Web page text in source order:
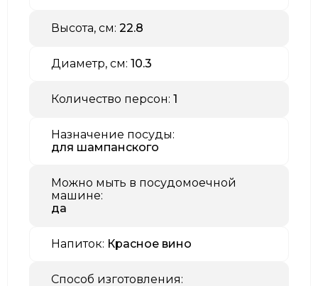
Высота, см: 22.8
Диаметр, см: 10.3
Количество персон: 1
Назначение посуды:
для шампанского
Можно мыть в посудомоечной
машине:
да
Напиток: Красное вино
Способ изготовления: